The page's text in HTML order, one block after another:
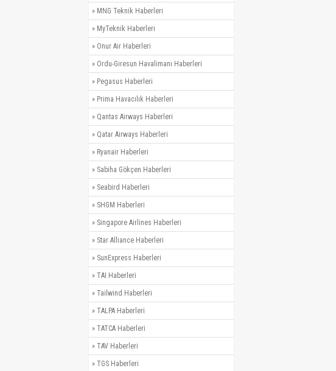
» MNG Teknik Haberleri
» MyTeknik Haberleri
» Onur Air Haberleri
» Ordu-Giresun Havalimanı Haberleri
» Pegasus Haberleri
» Prima Havacılık Haberleri
» Qantas Airways Haberleri
» Qatar Airways Haberleri
» Ryanair Haberleri
» Sabiha Gökçen Haberleri
» Seabird Haberleri
» SHGM Haberleri
» Singapore Airlines Haberleri
» Star Alliance Haberleri
» SunExpress Haberleri
» TAI Haberleri
» Tailwind Haberleri
» TALPA Haberleri
» TATCA Haberleri
» TAV Haberleri
» TGS Haberleri